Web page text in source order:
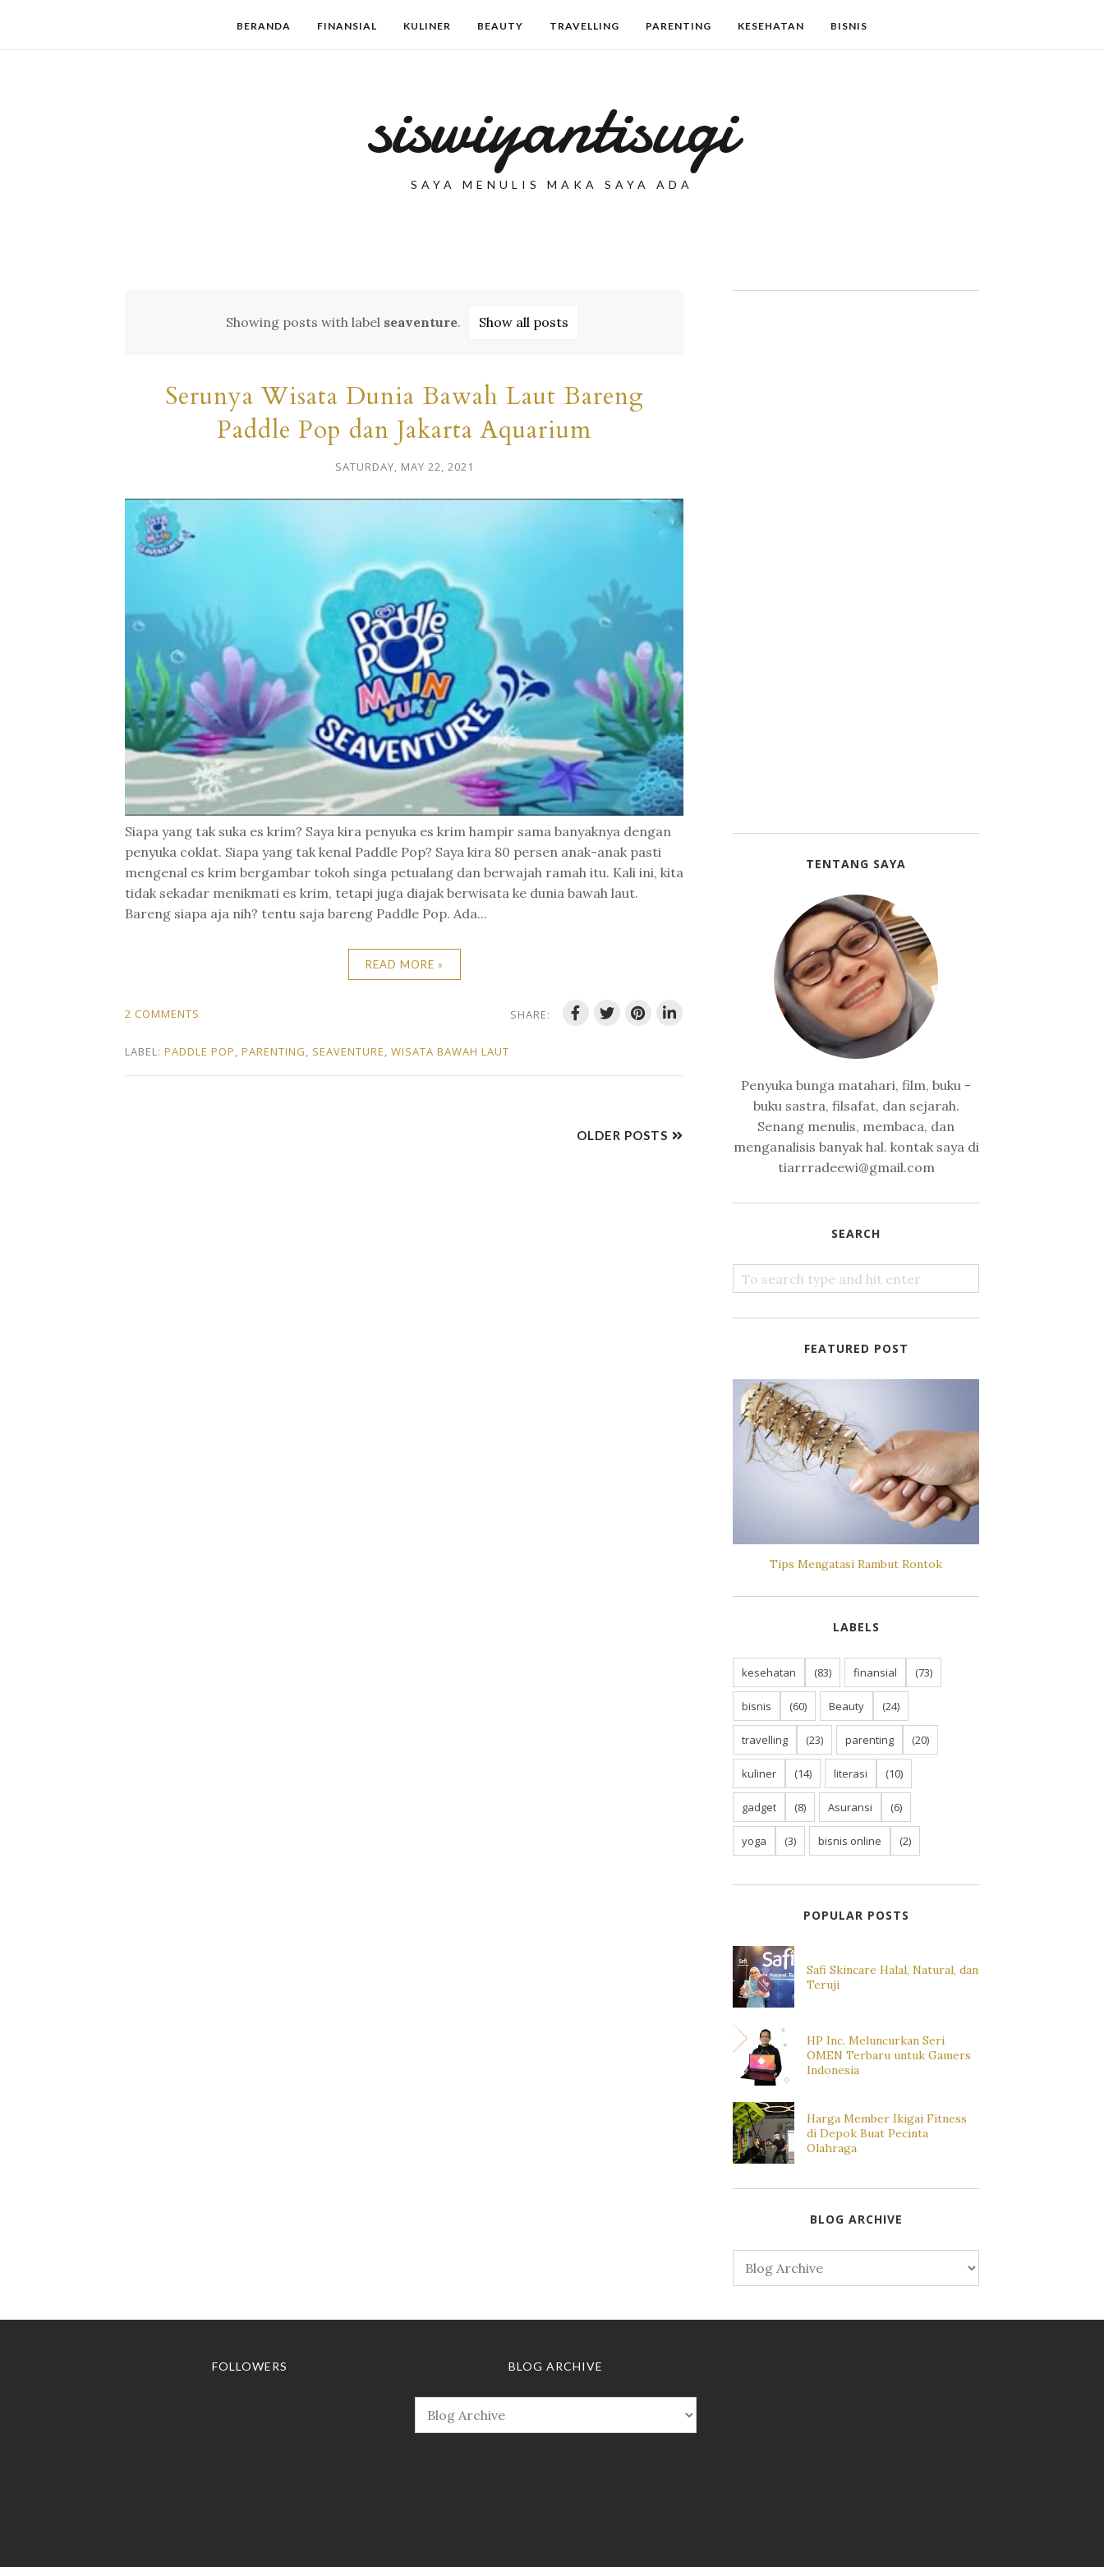
BERANDA FINANSIAL KULINER BEAUTY TRAVELLING PARENTING KESEHATAN BISNIS
siswiyantisugi
SAYA MENULIS MAKA SAYA ADA
Showing posts with label seaventure. Show all posts
Serunya Wisata Dunia Bawah Laut Bareng
Paddle Pop dan Jakarta Aquarium
SATURDAY, MAY 22, 2021
Siapa yang tak suka es krim? Saya kira penyuka es krim hampir sama banyaknya dengan
penyuka coklat. Siapa yang tak kenal Paddle Pop? Saya kira 80 persen anak-anak pasti
mengenal es krim bergambar tokoh singa petualang dan berwajah ramah itu. Kali ini, kita
tidak sekadar menikmati es krim, tetapi juga diajak berwisata ke dunia bawah laut.
Bareng siapa aja nih? tentu saja bareng Paddle Pop. Ada...
READ MORE »
2 COMMENTS SHARE:
LABEL: PADDLE POP, PARENTING, SEAVENTURE, WISATA BAWAH LAUT
OLDER POSTS
TENTANG SAYA
Penyuka bunga matahari, film, buku -
buku sastra, filsafat, dan sejarah.
Senang menulis, membaca, dan
menganalisis banyak hal. kontak saya di
tiarrradeewi@gmail.com
SEARCH
FEATURED POST
Tips Mengatasi Rambut Rontok
LABELS
kesehatan (83) finansial (73)
bisnis (60) Beauty (24)
travelling (23) parenting (20)
kuliner (14) literasi (10)
gadget (8) Asuransi (6)
yoga (3) bisnis online (2)
POPULAR POSTS
Safi Skincare Halal, Natural, dan
Teruji
HP Inc. Meluncurkan Seri
OMEN Terbaru untuk Gamers
Indonesia
Harga Member Ikigai Fitness
di Depok Buat Pecinta
Olahraga
BLOG ARCHIVE
FOLLOWERS BLOG ARCHIVE